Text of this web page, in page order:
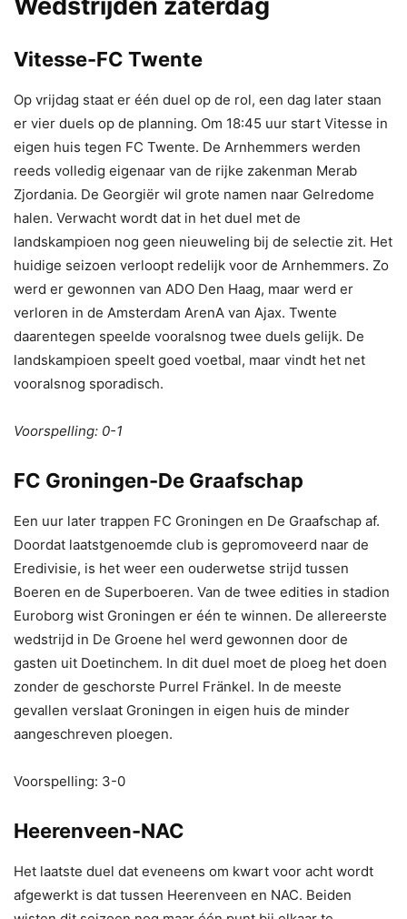
Vitesse-FC Twente
Op vrijdag staat er één duel op de rol, een dag later staan
er vier duels op de planning. Om 18:45 uur start Vitesse in
eigen huis tegen FC Twente. De Arnhemmers werden
reeds volledig eigenaar van de rijke zakenman Merab
Zjordania. De Georgiër wil grote namen naar Gelredome
halen. Verwacht wordt dat in het duel met de
landskampioen nog geen nieuweling bij de selectie zit. Het
huidige seizoen verloopt redelijk voor de Arnhemmers. Zo
werd er gewonnen van ADO Den Haag, maar werd er
verloren in de Amsterdam ArenA van Ajax. Twente
daarentegen speelde vooralsnog twee duels gelijk. De
landskampioen speelt goed voetbal, maar vindt het net
vooralsnog sporadisch.
Voorspelling: 0-1
FC Groningen-De Graafschap
Een uur later trappen FC Groningen en De Graafschap af.
Doordat laatstgenoemde club is gepromoveerd naar de
Eredivisie, is het weer een ouderwetse strijd tussen
Boeren en de Superboeren. Van de twee edities in stadion
Euroborg wist Groningen er één te winnen. De allereerste
wedstrijd in De Groene hel werd gewonnen door de
gasten uit Doetinchem. In dit duel moet de ploeg het doen
zonder de geschorste Purrel Fränkel. In de meeste
gevallen verslaat Groningen in eigen huis de minder
aangeschreven ploegen.
Voorspelling: 3-0
Heerenveen-NAC
Het laatste duel dat eveneens om kwart voor acht wordt
afgewerkt is dat tussen Heerenveen en NAC. Beiden